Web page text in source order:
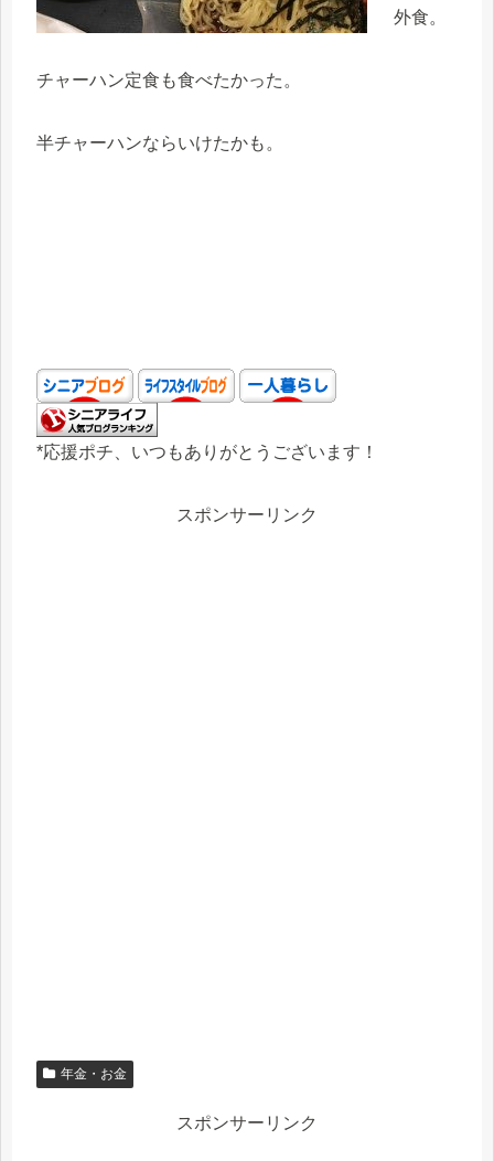
外食。
チャーハン定食も食べたかった。
半チャーハンならいけたかも。
*応援ポチ、いつもありがとうございます！
スポンサーリンク
年金・お金
スポンサーリンク